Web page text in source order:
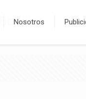
Nosotros